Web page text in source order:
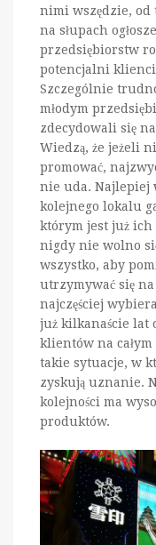
nimi wszędzie,
na słupach
przedsiębiorstw
potencjalni
Szczególnie
młodym
zdecydowali się
Wiedzą, że jeżeli
promować,
nie uda. Najlepiej
kolejnego lokalu
którym jest już ich
nigdy nie wolno
wszystko, aby
utrzymywać się
najczęściej
już kilkanaście lat
klientów na całym
takie sytuacje, w
zyskują uznanie.
kolejności ma
produktów.